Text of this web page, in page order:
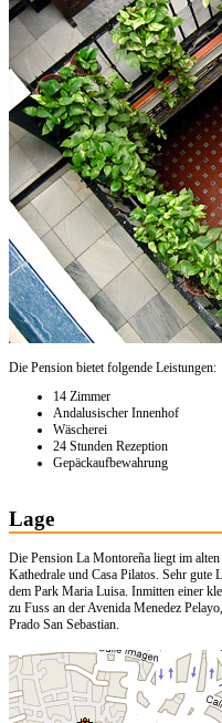
Die Pension bietet folgende Leistungen:
14 Zimmer
Andalusischer Innenhof
Wäscherei
24 Stunden Rezeption
Gepäckaufbewahrung
Lage
Die Pension La Montoreña liegt im
Kathedrale und Casa Pilatos. Sehr gute
dem Park Maria Luisa. Inmitten einer
zu Fuss an der Avenida Menedez
Prado San Sebastian.